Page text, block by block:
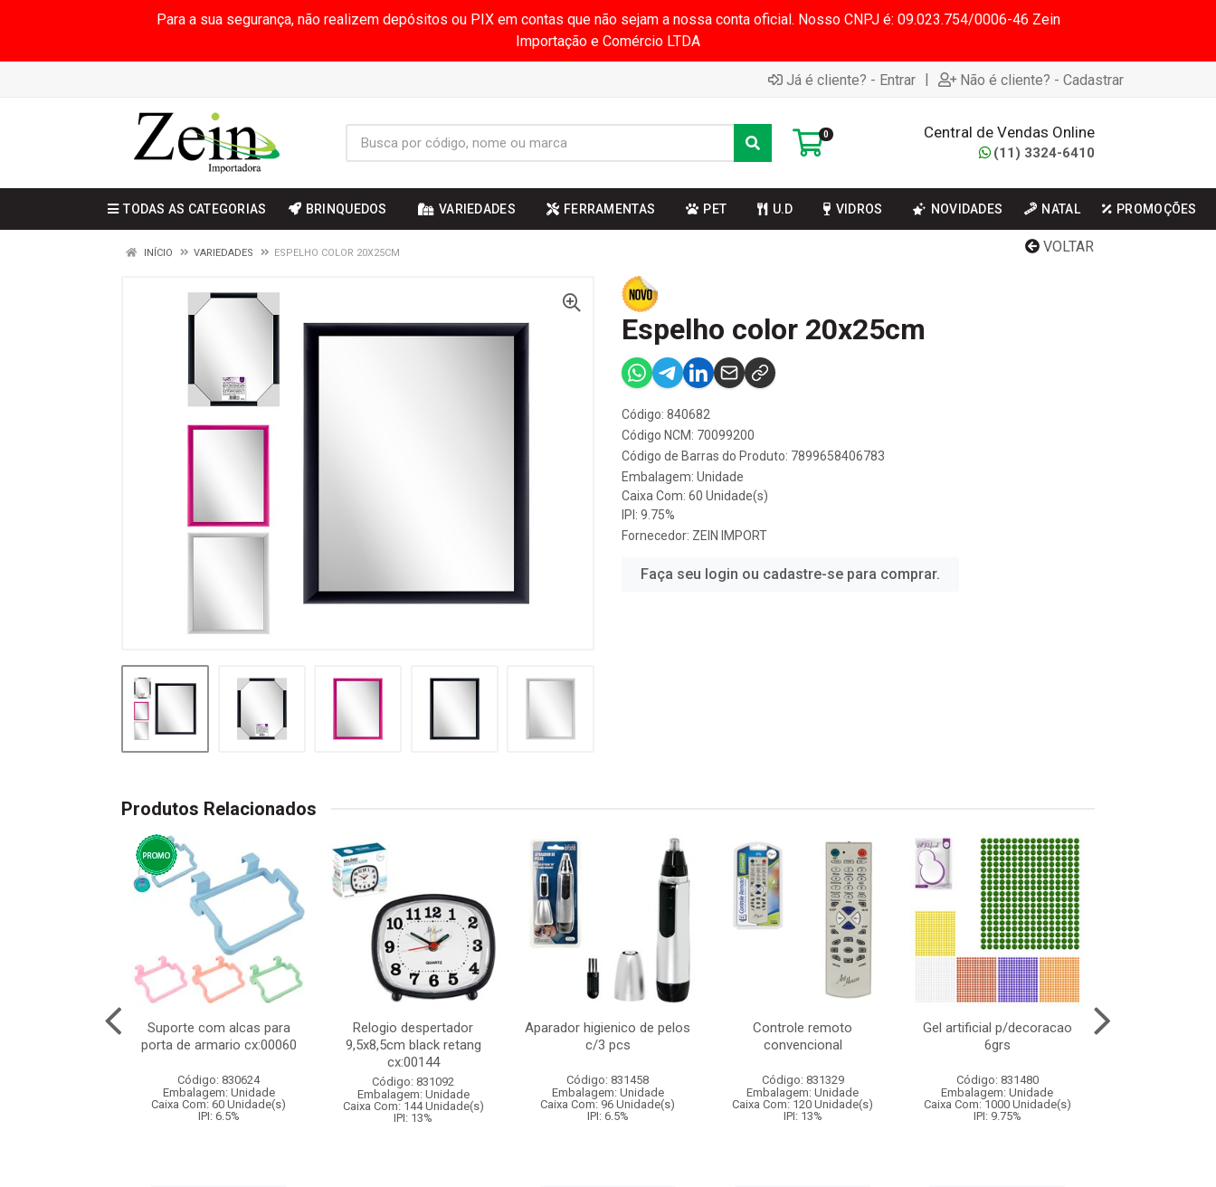
Para a sua segurança, não realizem depósitos ou PIX em contas que não sejam a nossa conta oficial. Nosso CNPJ é: 09.023.754/0006-46 Zein
Importação e Comércio LTDA
Já é cliente? - Entrar | Não é cliente? - Cadastrar
0 Central de Vendas Online
(11) 3324-6410
TODAS AS CATEGORIAS BRINQUEDOS VARIEDADES FERRAMENTAS PET U.D VIDROS NOVIDADES NATAL PROMOÇÕES
VOLTAR
INÍCIO VARIEDADES ESPELHO COLOR 20X25CM
Espelho color 20x25cm
Código: 840682
Código NCM: 70099200
Código de Barras do Produto: 7899658406783
Embalagem: Unidade
Caixa Com: 60 Unidade(s)
IPI: 9.75%
Fornecedor: ZEIN IMPORT
Faça seu login ou cadastre-se para comprar.
Produtos Relacionados
Suporte com alcas para
porta de armario cx:00060
Código: 830624
Embalagem: Unidade
Caixa Com: 60 Unidade(s)
IPI: 6.5%
Relogio despertador
9,5x8,5cm black retang
cx:00144
Código: 831092
Embalagem: Unidade
Caixa Com: 144 Unidade(s)
IPI: 13%
Aparador higienico de pelos
c/3 pcs
Código: 831458
Embalagem: Unidade
Caixa Com: 96 Unidade(s)
IPI: 6.5%
Controle remoto
convencional
Código: 831329
Embalagem: Unidade
Caixa Com: 120 Unidade(s)
IPI: 13%
Gel artificial p/decoracao
6grs
Código: 831480
Embalagem: Unidade
Caixa Com: 1000 Unidade(s)
IPI: 9.75%